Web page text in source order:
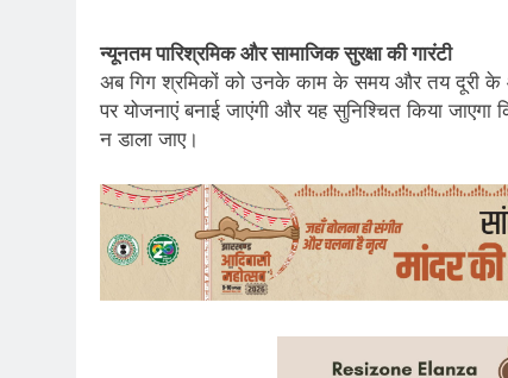
न्यूनतम पारिश्रमिक और सामाजिक सुरक्षा की गारंटी
अब गिग श्रमिकों को उनके काम के समय और तय दूरी के
पर योजनाएं बनाई जाएंगी और यह सुनिश्चित किया
न डाला जाए।